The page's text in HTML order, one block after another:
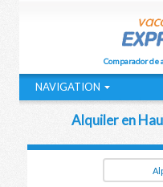
Comparador de
Alquiler en
NAVIGATION